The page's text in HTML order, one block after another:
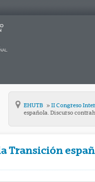
EHUTB II Congreso
española. Discurso
Transición